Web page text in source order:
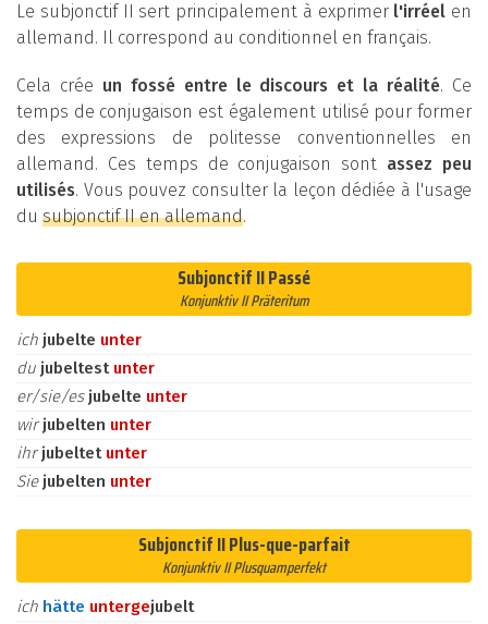
Le subjonctif II sert principalement à exprimer l'irréel en
allemand. Il correspond au conditionnel en français.
Cela crée un fossé entre le discours et la réalité. Ce
temps de conjugaison est également utilisé pour former
des expressions de politesse conventionnelles en
allemand. Ces temps de conjugaison sont assez peu
utilisés. Vous pouvez consulter la leçon dédiée à l'usage
du subjonctif II en allemand.
Subjonctif II Passé
Konjunktiv II Präteritum
ich jubelte unter
du jubeltest unter
er/sie/es jubelte unter
wirjubelten unter
ihrjubeltet unter
Sie jubelten unter
Subjonctif II Plus-que-parfait
Konjunktiv II Plusquamperfekt
ich hätte untergejubelt